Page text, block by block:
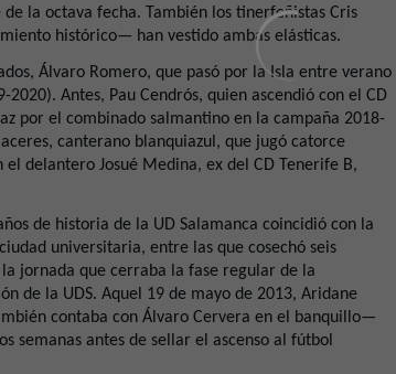
la octava fecha. También los tinerfeñistas Cris
histórico— han vestido ambas elásticas.
Álvaro Romero, que pasó por la Isla entre verano
Antes, Pau Cendrós, quien ascendió con el CD
por el combinado salmantino en la campaña 2018-
canterano blanquiazul, que jugó catorce
delantero Josué Medina, ex del CD Tenerife B,
de historia de la UD Salamanca coincidió con la
universitaria, entre las que cosechó seis
jornada que cerraba la fase regular de la
de la UDS. Aquel 19 de mayo de 2013, Aridane
contaba con Álvaro Cervera en el banquillo—
semanas antes de sellar el ascenso al fútbol